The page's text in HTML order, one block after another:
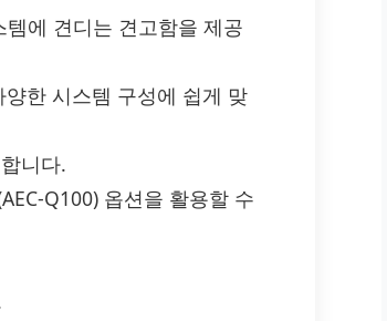
에 견디는 견고함을 제공
한 시스템 구성에 쉽게 맞
니다.
Q100) 옵션을 활용할 수